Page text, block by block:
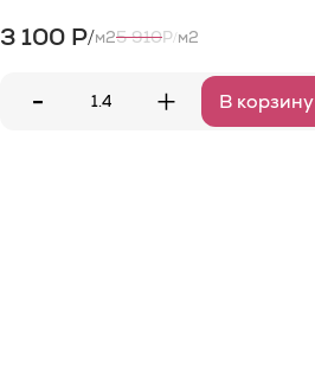
3 100 Р/м25 910Р/м2
- + В корзину